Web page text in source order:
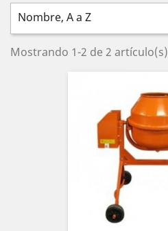
Nombre, A a Z
Mostrando 1-2 de 2 artículo(s)